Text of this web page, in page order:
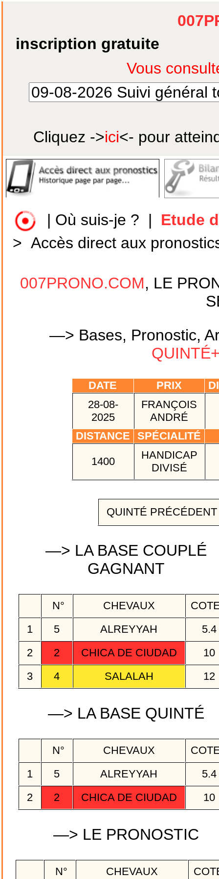
inscription gratuite
Cliquez ->ici<- pour
Où suis-je ?
Etude
>Accès direct aux
007PRONO.COM, LE
—> Bases, Pronostic,
DATE PRIX
28-08-
2025
FRANÇOIS
ANDRÉ
DISTANCE
SPÉCIALITÉ
1400
HANDICAP
DIVISÉ
QUINTÉ
—> LA BASE COUPLÉ
GAGNANT
N° CHEVAUX
1
5 ALREYYAH
2
2 CHICA DE CIUDAD
10
3
4 SALALAH 12
—> LA BASE QUINTÉ
N° CHEVAUX
1
5 ALREYYAH
2
2 CHICA DE CIUDAD 10
—> LE PRONOSTIC
N° CHEVAUX